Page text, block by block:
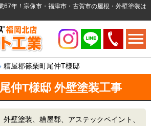
67年！宗像市・福津市・古賀市の屋根・外壁塗装は
糟屋郡篠栗町尾仲T様邸
仲T様邸 外壁塗装工事
外壁塗装 糟屋郡
アステックペイント